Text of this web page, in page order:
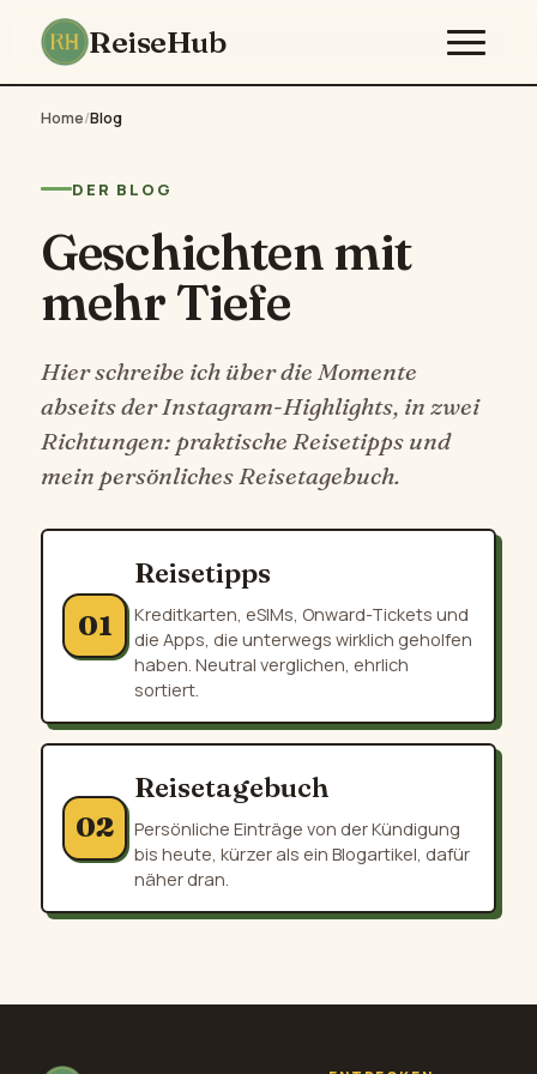
ReiseHub
Home/Blog
DER BLOG
Geschichten mit
mehr Tiefe
Hier schreibe ich über die Momente
abseits der Instagram-Highlights, in zwei
Richtungen: praktische Reisetipps und
mein persönliches Reisetagebuch.
01
Reisetipps
Kreditkarten, eSIMs, Onward-Tickets und
die Apps, die unterwegs wirklich geholfen
haben. Neutral verglichen, ehrlich
sortiert.
02
Reisetagebuch
Persönliche Einträge von der Kündigung
bis heute, kürzer als ein Blogartikel, dafür
näher dran.